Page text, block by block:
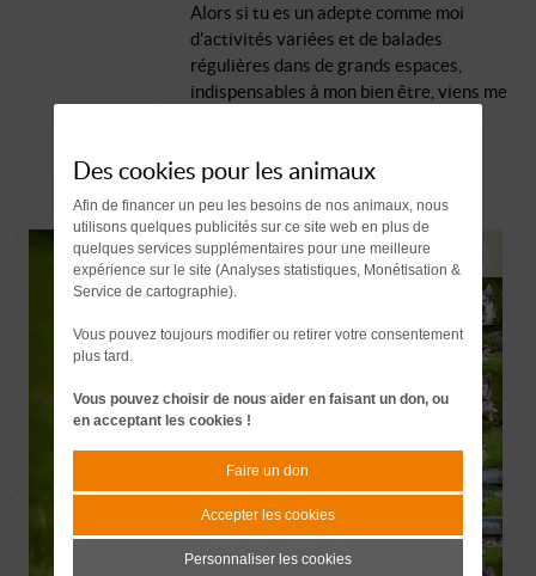
Alors si tu es un adepte comme moi
d'activités variées et de balades
régulières dans de grands espaces,
indispensables à mon bien être, viens me
Des cookies pour les animaux
Afin de financer un peu les besoins de nos animaux, nous
utilisons quelques publicités sur ce site web en plus de
quelques services supplémentaires pour une meilleure
expérience sur le site (Analyses statistiques, Monétisation &
Service de cartographie).
Vous pouvez toujours modifier ou retirer votre consentement
plus tard.
Vous pouvez choisir de nous aider en faisant un don, ou
en acceptant les cookies !
Faire un don
Accepter les cookies
Personnaliser les cookies